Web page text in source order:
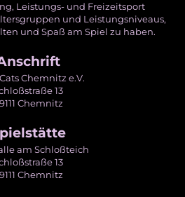
Leistungs- und Freizeitsport
und Leistungsniveaus,
und Spaß am Spiel zu haben.
Chemnitz e.V.
13
Chemnitz
am Schloßteich
13
Chemnitz